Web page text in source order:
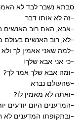
סבתא נשבר לבד לא
-זה לא אותו דבר
-אבא, האם רוב האנשים
-לא, רוב האנשים בעולם
-למה שאני אאמין לך
-כי אני אבא שלך!
-ומה אבא שלך אמר לך?
-שהעולם נברא
-ואתה לא מאמין לו?
-המדענים היום יודעים
-ובתקופתו המדענים לא